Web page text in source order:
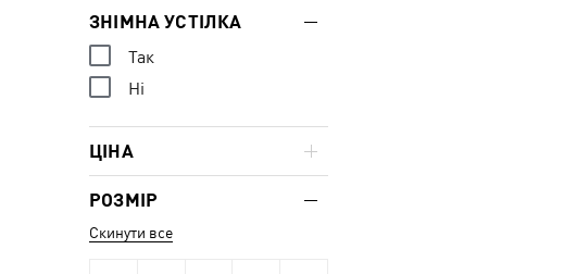
ЗНІМНА УСТІЛКА
Так
Ні
ЦІНА
РОЗМІР
Скинути все